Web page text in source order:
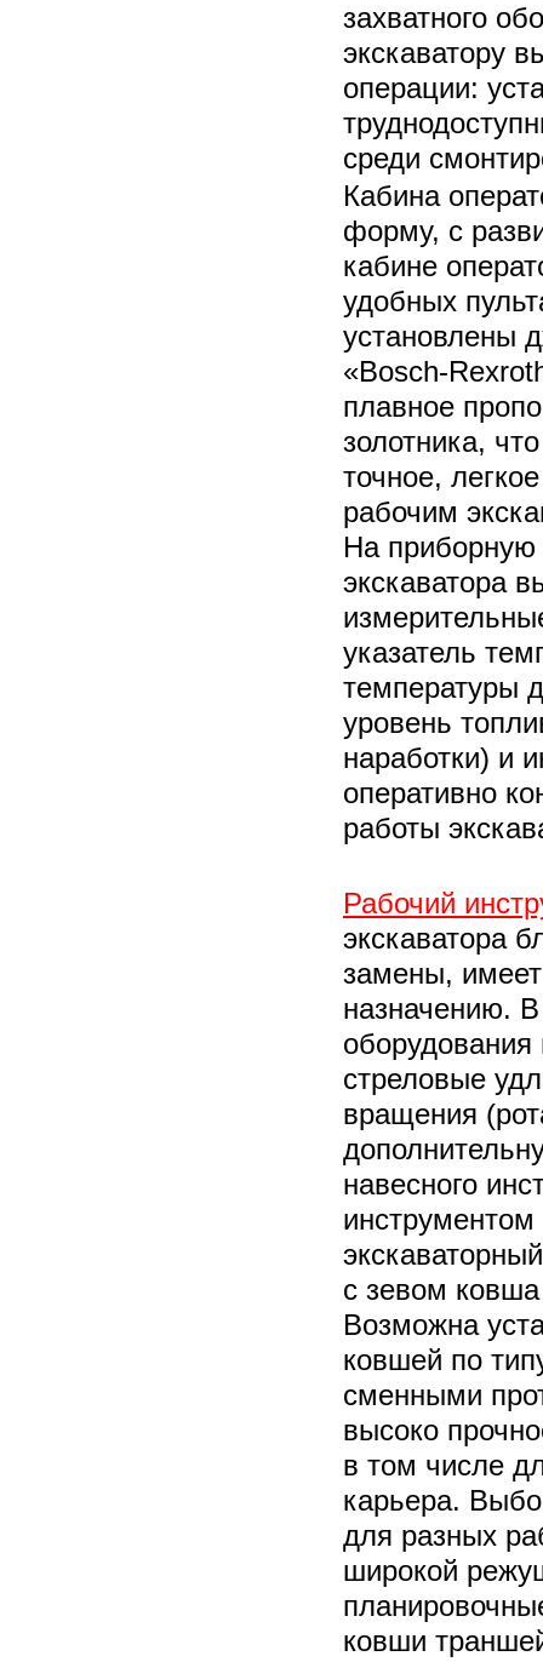
захватного
экскаватору
операции:
среди
Кабина
форму, с
кабине
удобных
установлены
«Bosch-
плавное
золотника,
точное,
рабочим
На приборную
экскаватора
указатель
температуры
уровень
наработки) и
оперативно
работы
Рабочий
экскаватора
замены,
назначению. В
стреловые
вращения
навесного
с зевом
Возможна
ковшей по
сменными
высоко
в том числе
карьера.
для разных
широкой
ковши